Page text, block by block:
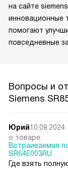
на сайте
инновационные
помогают
повседневные
Вопросы и
Siemens
Юрий10.08.2024
о товаре:
Встраиваемая
SR64E003RU
Где взять